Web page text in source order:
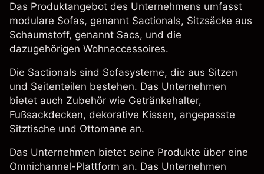
Das Produktangebot des Unternehmens umfasst
modulare Sofas, genannt Sactionals, Sitzsäcke aus
Schaumstoff, genannt Sacs, und die
dazugehörigen Wohnaccessoires.
Die Sactionals sind Sofasysteme, die aus Sitzen
und Seitenteilen bestehen. Das Unternehmen
bietet auch Zubehör wie Getränkehalter,
Fußsackdecken, dekorative Kissen, angepasste
Sitztische und Ottomane an.
Das Unternehmen bietet seine Produkte über eine
Omnichannel-Plattform an. Das Unternehmen